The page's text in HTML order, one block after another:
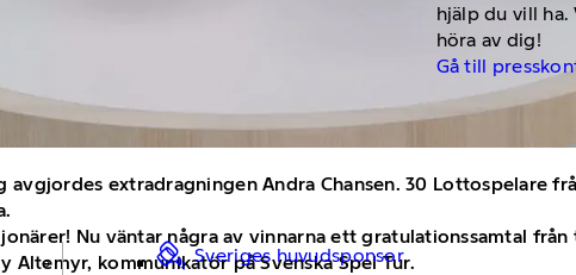
hjälp du vill
höra av dig!
Gå till
Sveriges huvudsponsor
avgjordes extradragningen Andra Chansen. 30 Lottospelare
Nu väntar några av vinnarna ett gratulationssamtal från
Altemyr, kommunikatör på Svenska Spel Tur.